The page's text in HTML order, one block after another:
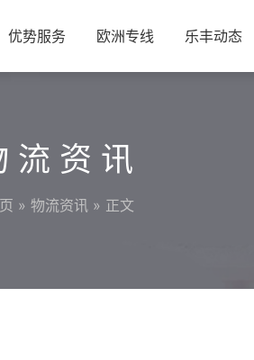
优势服务 欧洲专线 乐丰动态
流资讯
» 物流资讯 » 正文